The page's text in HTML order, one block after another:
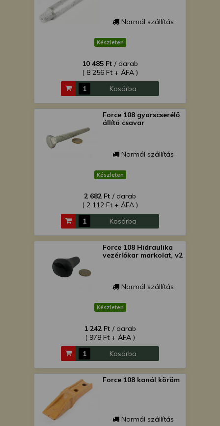
Normál szállítás
Készleten
10 485 Ft / darab
( 8 256 Ft + ÁFA )
Kosárba
Force 108 gyorscserélő
állító csavar
Normál szállítás
Készleten
2 682 Ft / darab
( 2 112 Ft + ÁFA )
Kosárba
Force 108 Hidraulika
vezérlőkar markolat, v2
Normál szállítás
Készleten
1 242 Ft / darab
( 978 Ft + ÁFA )
Kosárba
Force 108 kanál köröm
Normál szállítás